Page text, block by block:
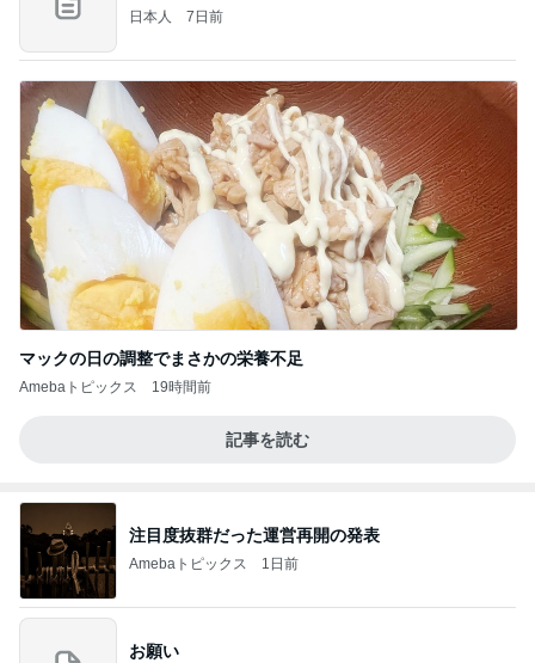
日本人 7日前
マックの日の調整でまさかの栄養不足
Amebaトピックス 19時間前
記事を読む
注目度抜群だった運営再開の発表
Amebaトピックス 1日前
お願い